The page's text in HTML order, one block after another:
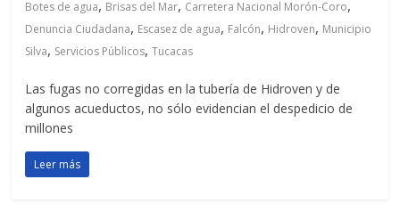
Botes de agua, Brisas del Mar, Carretera Nacional Morón-Coro,
Denuncia Ciudadana, Escasez de agua, Falcón, Hidroven, Municipio
Silva, Servicios Públicos,Tucacas
Las fugas no corregidas en la tubería de Hidroven y de
algunos acueductos, no sólo evidencian el despedicio de
millones
Leer más